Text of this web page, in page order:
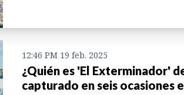
12:46 PM 19 feb. 2025
¿Quién es 'El Exterminador'
capturado en seis ocasiones